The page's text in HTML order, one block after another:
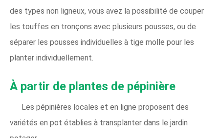
des types non ligneux, vous avez la possibilité de couper
les touffes en tronçons avec plusieurs pousses, ou de
séparer les pousses individuelles à tige molle pour les
planter individuellement.
À partir de plantes de pépinière
Les pépinières locales et en ligne proposent des
variétés en pot établies à transplanter dans le jardin